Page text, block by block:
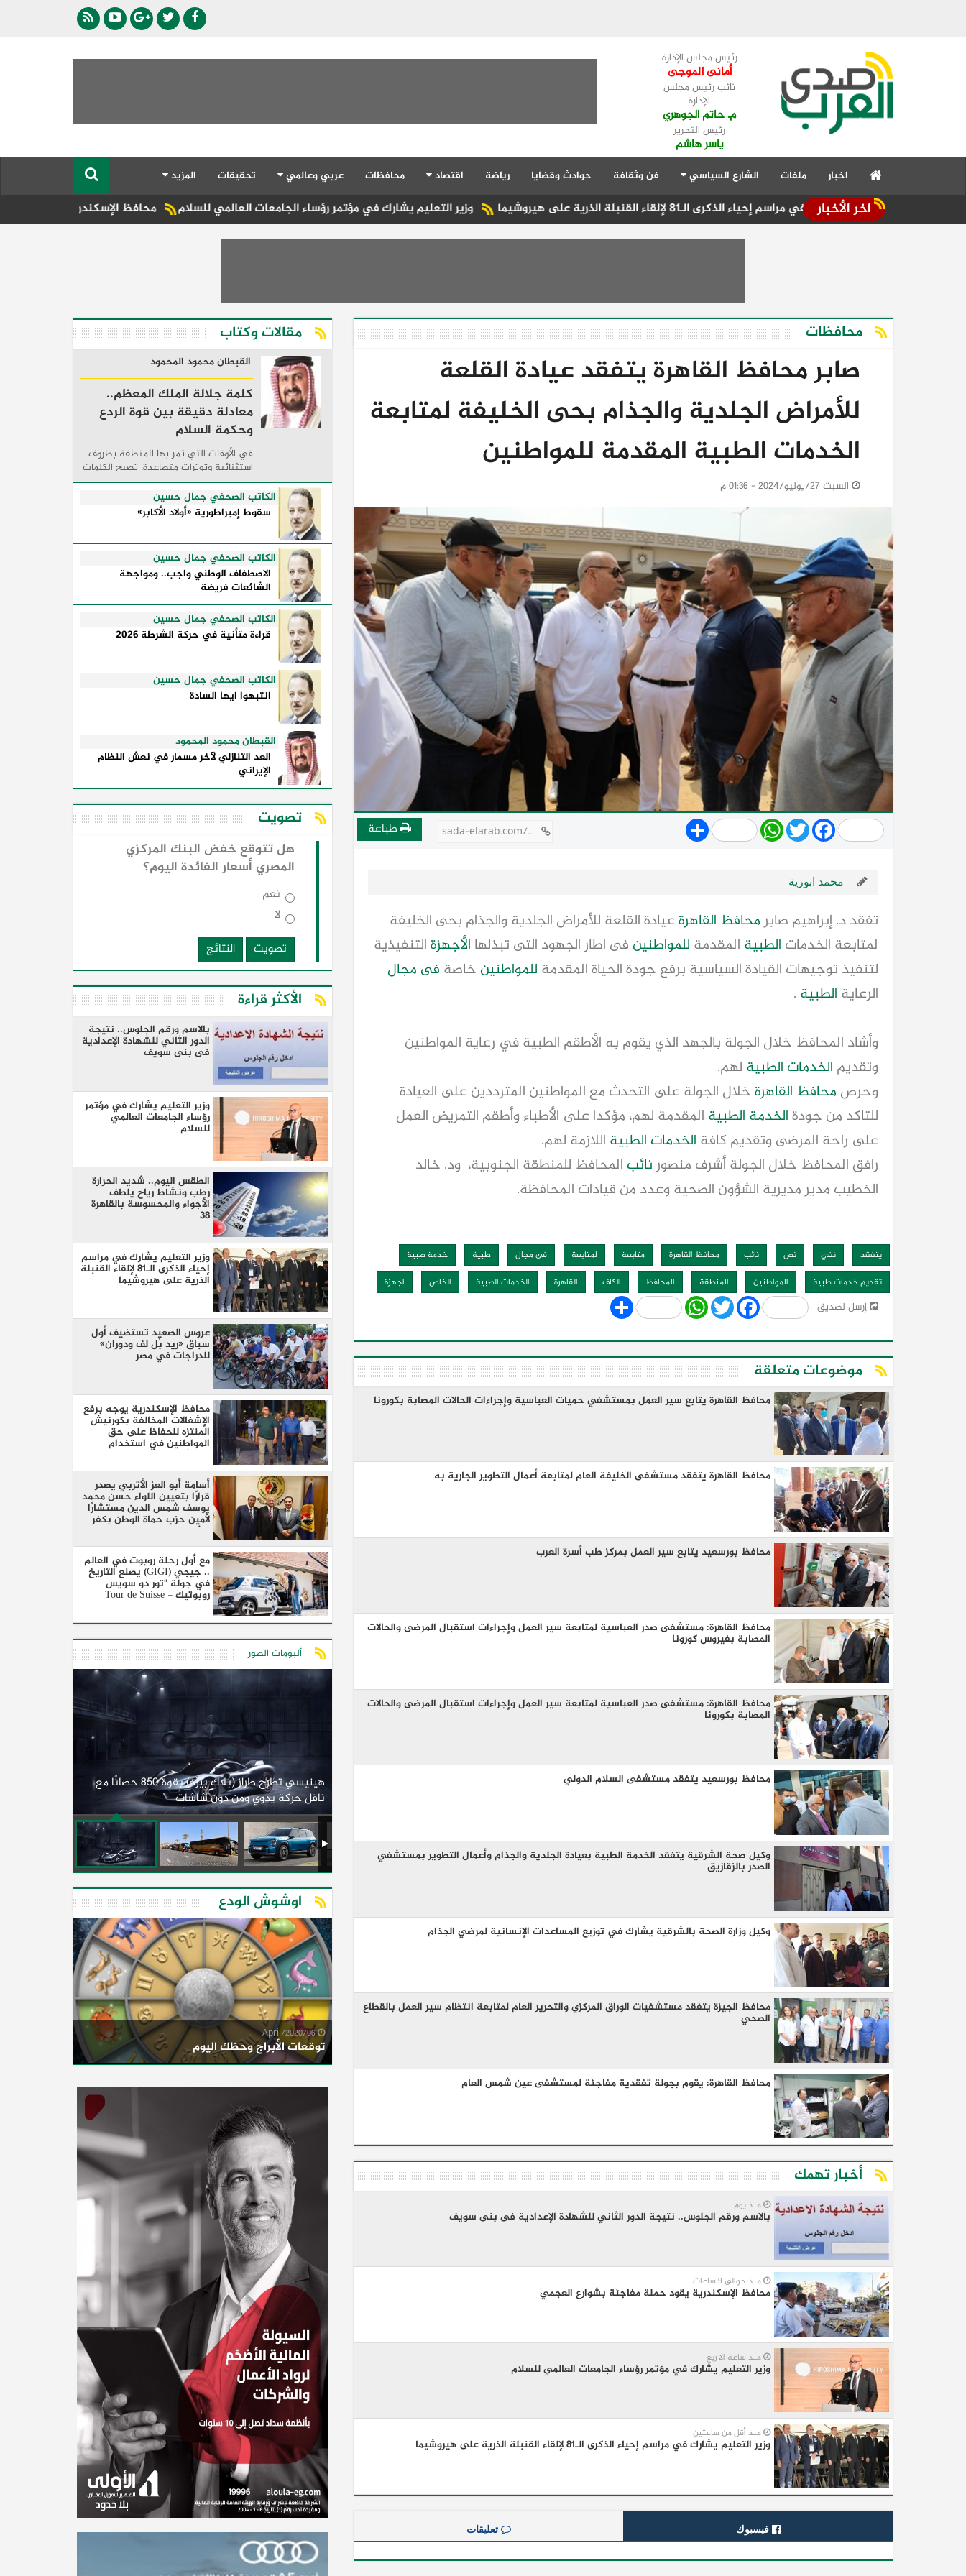
رئيس مجلس الإدارة
أمانى الموجى
نائب رئيس مجلس
الإدارة
م. حاتم الجوهري
رئيس التحرير
ياسر هاشم
اخبار ملفات الشارع السياسي فن وثقافة حوادث وقضايا رياضة اقتصاد محافظات عربي وعالمي تحقيقات المزيد
اخر الأخبار محافظ الإسكندرية يقود حملة مفاجئة بشوارع وزير التعليم يشارك في مؤتمر رؤساء الجامعات العالمي للسلام يشارك في مراسم إحياء الذكرى الـ81 لإلقاء القنبلة الذرية على هيروشيما
محافظات
صابر محافظ القاهرة يتفقد عيادة القلعة
للأمراض الجلدية والجذام بحى الخليفة لمتابعة
الخدمات الطبية المقدمة للمواطنين
السبت 27/يوليو/2024 - 01:36 م
Share WhatsApp
TwitterFacebook طباعة sada-elarab.com/732804
محمد ابورية
تفقد د. إبراهيم صابرمحافظ القاهرةعيادة القلعة للأمراض الجلدية والجذام بحى الخليفة
لمتابعة الخدمات الطبية المقدمة للمواطنين فى اطار الجهود التى تبذلها الأجهزةالتنفيذية
لتنفيذ توجيهات القيادة السياسية برفع جودة الحياة المقدمة للمواطنين خاصة فى مجال
الرعاية الطبية .
وأشاد المحافظ خلال الجولة بالجهد الذي يقوم به الأطقم الطبية في رعاية المواطنين
وتقديم الخدمات الطبية لهم.
وحرص محافظ القاهرةخلال الجولة على التحدث مع المواطنين المترددين على العيادة
للتاكد من جودةالخدمة الطبية المقدمة لهم، مؤكدا على الأطباء وأطقم التمريض العمل
على راحة المرضى وتقديم كافة الخدمات الطبية اللازمة لهم.
رافق المحافظ خلال الجولة أشرف منصورنائب المحافظ للمنطقة الجنوبية، ود. خالد
الخطيب مدير مديرية الشؤون الصحية وعدد من قيادات المحافظة.
يتفقد نفي نص نائب محافظ القاهرة متابعة لمتابعة فى مجال طبية
خدمة طبية
تقديم خدمات طبية
المواطنين المنطقة المحافظ الكاف القاهرة الخدمات الطبية الخاص اجهزة
إرسل لصديق Share WhatsApp
Twitter Facebook
موضوعات متعلقة
محافظ القاهرة يتابع سير العمل بمستشفي حميات العباسية وإجراءات الحالات المصابة بكورونا
محافظ القاهرة يتفقد مستشفى الخليفة العام لمتابعة أعمال التطوير الجارية به
محافظ بورسعيد يتابع سير العمل بمركز طب أسرة العرب
محافظ القاهرة: مستشفى صدر العباسية لمتابعة سير العمل وإجراءات استقبال المرضى والحالات
المصابة بفيروس كورونا
محافظ القاهرة: مستشفى صدر العباسية لمتابعة سير العمل وإجراءات استقبال المرضى والحالات
المصابة بكورونا
محافظ بورسعيد يتفقد مستشفى السلام الدولي
وكيل صحة الشرقية يتفقد الخدمة الطبية بعيادة الجلدية والجذام وأعمال التطوير بمستشفي
الصدر بالزقازيق
وكيل وزارة الصحة بالشرقية يشارك في توزيع المساعدات الإنسانية لمرضي الجذام
محافظ الجيزة يتفقد مستشفيات الوراق المركزي والتحرير العام لمتابعة انتظام سير العمل بالقطاع
الصحي
محافظ القاهرة: يقوم بجولة تفقدية مفاجئة لمستشفى عين شمس العام
أخبار تهمك
منذ يوم
بالاسم ورقم الجلوس.. نتيجة الدور الثاني للشهادة الإعدادية فى بنى سويف
منذ حوالي 9 ساعات
محافظ الإسكندرية يقود حملة مفاجئة بشوارع العجمي
منذ ساعة الا ربع
وزير التعليم يشارك في مؤتمر رؤساء الجامعات العالمي للسلام
منذ أقل من ساعتين
وزير التعليم يشارك في مراسم إحياء الذكرى الـ81 لإلقاء القنبلة الذرية على هيروشيما
فيسبوك تعليقات
مقالات وكتاب
القبطان محمود المحمود
كلمة جلالة الملك المعظم..
معادلة دقيقة بين قوة الردع
وحكمة السلام
في الأوقات التي تمر بها المنطقة بظروف
استثنائية وتوترات متصاعدة، تصبح الكلمات
السياسية أكثر من مجرد مواقف معلنة؛ فهي
تكشف طريقة تفكير الدول، وكيفية إدارتها
للأزمات، والحدود التي تفصل بين القوة ...
الكاتب الصحفي جمال حسين
سقوط إمبراطورية «أولاد الأكابر»
الكاتب الصحفي جمال حسين
الاصطفاف الوطني واجب.. ومواجهة
الشائعات فريضة
الكاتب الصحفي جمال حسين
قراءة متأنية في حركة الشرطة 2026
الكاتب الصحفي جمال حسين
انتبهوا ايها السادة
القبطان محمود المحمود
العد التنازلي لآخر مسمار في نعش النظام
الإيراني
تصويت
هل تتوقع خفض البنك المركزي
المصري أسعار الفائدة اليوم؟
نعم
لا
تصويت
النتائج
الأكثر قراءة
بالاسم ورقم الجلوس.. نتيجة
الدور الثاني للشهادة الإعدادية
فى بنى سويف
وزير التعليم يشارك في مؤتمر
رؤساء الجامعات العالمي
للسلام
الطقس اليوم.. شديد الحرارة
رطب ونشاط رياح يلطف
الأجواء والمحسوسة بالقاهرة
38
وزير التعليم يشارك في مراسم
إحياء الذكرى الـ81 لإلقاء القنبلة
الذرية على هيروشيما
عروس الصعيد تستضيف أول
سباق «ريد بُل لف ودوران»
للدراجات في مصر
محافظ الإسكندرية يوجه برفع
الإشغالات المخالفة بكورنيش
المنتزه للحفاظ على حق
المواطنين في استخدام
الممشى
أسامة أبو العز الأتربي يصدر
قرارًا بتعيين اللواء حسن محمد
يوسف شمس الدين مستشارًا
لأمين حزب حماة الوطن بكفر
الشيخ
مع أول رحلة روبوت في العالم
.. جيجي (GIGI) يصنع التاريخ
في جولة "تور دو سويس
روبوتيك - Tour de Suisse
ألبومات الصور
هينيسي تطرح طراز (بلاك بيرد) بقوة 850 حصانًا مع
ناقل حركة يدوي ومن دون شاشات
وزير النقل يدشن 20 أتوبيسًا جديدًا مكيفًا من إنتاج شركة
النصر للسيارات إلى شركة الاتحاد العربي للنقل البري كيا EV9 GT للباحثين عن متعة قيادة السيارات الكهربائية
العائلية
اوشوش الودع
06/April/2020
توقعات الأبراج وحظك اليوم